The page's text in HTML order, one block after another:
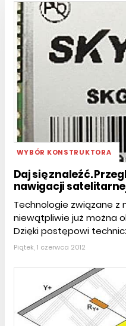
WYBÓR KONSTRUKTORA
Daj się znaleźć.
nawigacji
Technologie związane
niewątpliwie już można
Dzięki postępowi
Piątek, 1 czerwca 2012